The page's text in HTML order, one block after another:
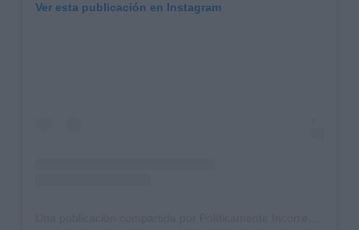
Ver esta publicación en Instagram